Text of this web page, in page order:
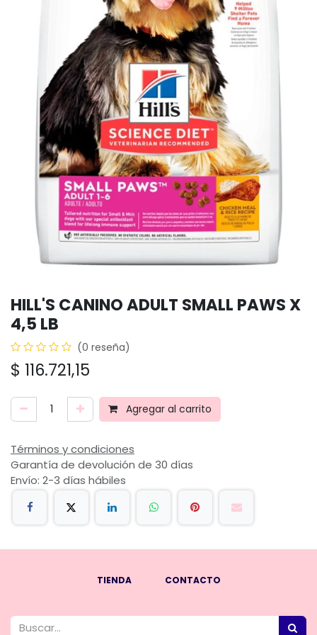
HILL'S CANINO ADULT SMALL PAWS X
4,5 LB
(0 reseña)
$ 116.721,15
Agregar al carrito
Términos y condiciones
Garantía de devolución de 30 días
Envío: 2-3 días hábiles
TIENDA CONTACTO